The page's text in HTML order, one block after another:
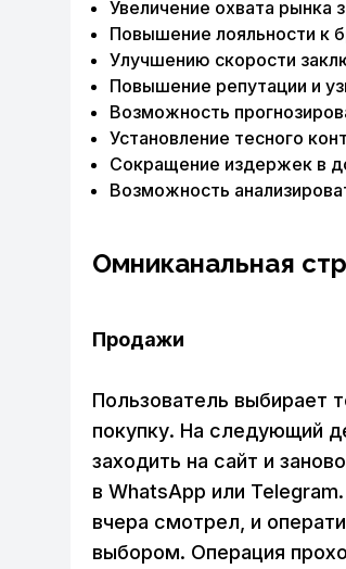
Увеличение охвата рынка
Повышение лояльности к
Улучшению скорости
Повышение репутации и
Возможность
Установление тесного
Сокращение издержек в
Возможность
Омниканальная
Продажи
Пользователь выбирает
покупку. На следующий
заходить на сайт и
в WhatsApp или
вчера смотрел, и
выбором. Операция